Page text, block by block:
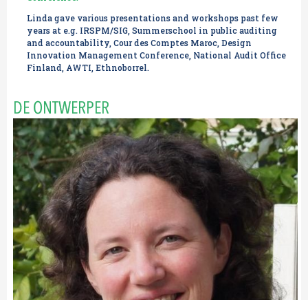
Linda gave various presentations and workshops past few
years at e.g. IRSPM/SIG, Summerschool in public auditing
and accountability, Cour des Comptes Maroc, Design
Innovation Management Conference, National Audit Office
Finland, AWTI, Ethnoborrel.
DE ONTWERPER